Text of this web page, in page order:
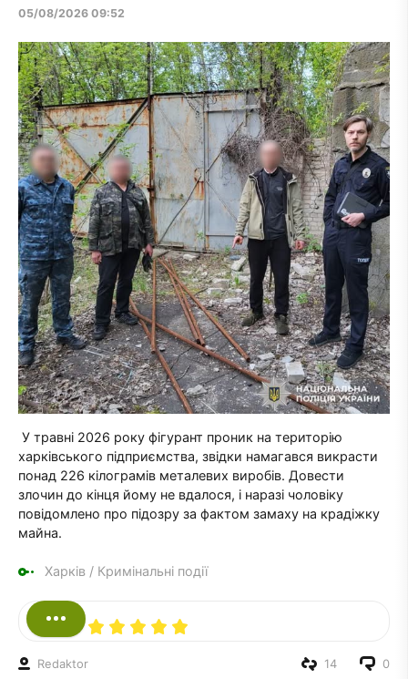
05/08/2026 09:52
У травні 2026 року фігурант проник на територію
харківського підприємства, звідки намагався викрасти
понад 226 кілограмів металевих виробів. Довести
злочин до кінця йому не вдалося, і наразі чоловіку
повідомлено про підозру за фактом замаху на крадіжку
майна.
Харків / Кримінальні події
Redaktor 0
14